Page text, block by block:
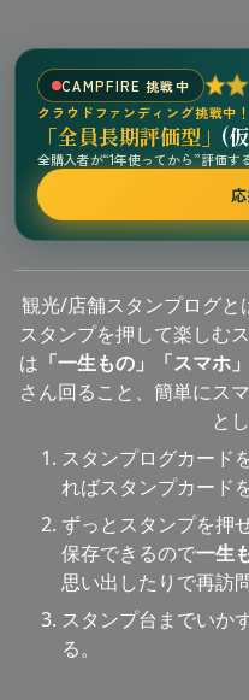
CAMPFIRE 挑戦中
クラウドファンディング挑戦中！
「全員長期評価型」 (
全購入者が“1年使ってから”評価す
観光/店舗スタンプログと
スタンプを押して楽しむ
は 「一生もの」「スマホ
さん回ること、簡単にス
と
スタンプログカード
ればスタンプカード
ずっとスタンプを押
保存できるので一生
思い出したりで再訪
スタンプ台までいか
る。